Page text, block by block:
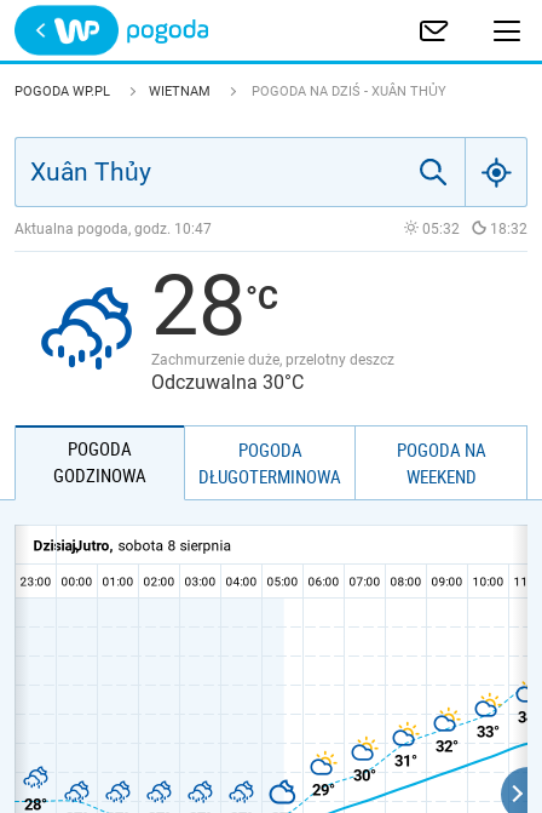
Trwa ładowanie
POLSKA
JAKOŚĆ POWIETRZA
POGODA WP.PL WIETNAM POGODA NA DZIŚ - XUÂN THỦY
Aktualna pogoda, godz. 10:47 05:32 18:32
28
Zachmurzenie duże, przelotny deszcz
Odczuwalna 30°C
POGODA
GODZINOWA
POGODA
DŁUGOTERMINOWA
POGODA NA
WEEKEND